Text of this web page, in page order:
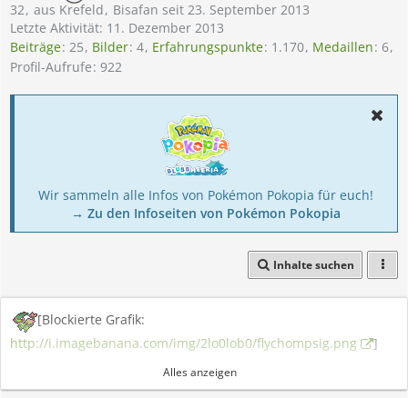
32 aus Krefeld
Bisafan seit 23. September 2013
Letzte Aktivität: 11. Dezember 2013
Beiträge 25 Bilder 4 Erfahrungspunkte 1.170 Medaillen 6
Profil-Aufrufe 922
Wir sammeln alle Infos von Pokémon Pokopia für euch!
→ Zu den Infoseiten von Pokémon Pokopia
Inhalte suchen
[Blockierte Grafik:
http://i.imagebanana.com/img/2lo0lob0/flychompsig.png
]
Alles anzeigen